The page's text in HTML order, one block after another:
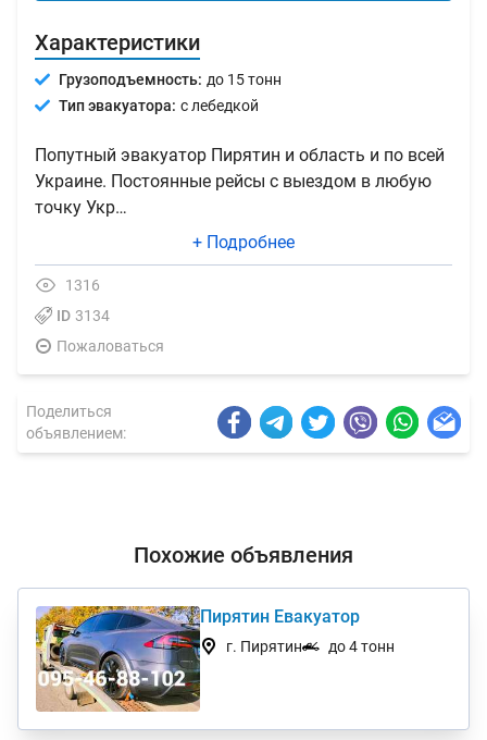
Характеристики
Грузоподъемность: до 15 тонн
Тип эвакуатора: с лебедкой
Попутный эвакуатор Пирятин и область и по всей
Украине. Постоянные рейсы с выездом в любую
точку Укр…
+ Подробнее
1316
ID 3134
Пожаловаться
Поделиться
объявлением:
Похожие объявления
Пирятин Евакуатор
г. Пирятин до 4 тонн